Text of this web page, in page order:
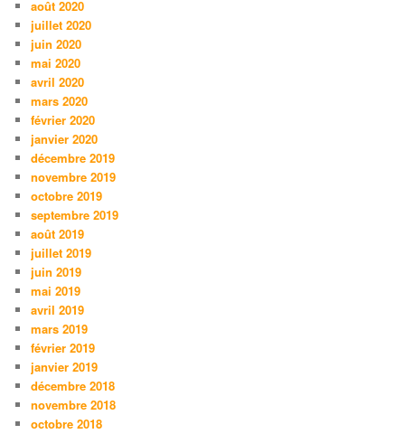
août 2020
juillet 2020
juin 2020
mai 2020
avril 2020
mars 2020
février 2020
janvier 2020
décembre 2019
novembre 2019
octobre 2019
septembre 2019
août 2019
juillet 2019
juin 2019
mai 2019
avril 2019
mars 2019
février 2019
janvier 2019
décembre 2018
novembre 2018
octobre 2018